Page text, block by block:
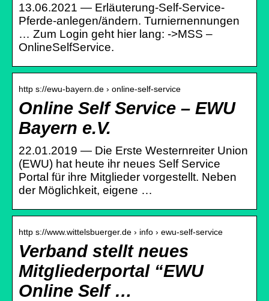
13.06.2021 — Erläuterung-Self-Service-
Pferde-anlegen/ändern. Turniernennungen
… Zum Login geht hier lang: ->MSS –
OnlineSelfService.
http s://ewu-bayern.de › online-self-service
Online Self Service – EWU
Bayern e.V.
22.01.2019 — Die Erste Westernreiter Union
(EWU) hat heute ihr neues Self Service
Portal für ihre Mitglieder vorgestellt. Neben
der Möglichkeit, eigene …
http s://www.wittelsbuerger.de › info › ewu-self-service
Verband stellt neues
Mitgliederportal “EWU
Online Self …